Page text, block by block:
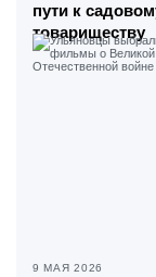
пути к
товариществу
9 МАЯ 2026